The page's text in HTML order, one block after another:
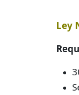
Ley